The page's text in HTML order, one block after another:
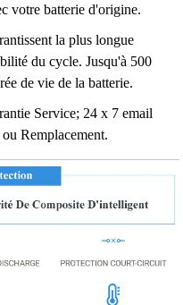
votre batterie d'origine.
la plus longue
du cycle. Jusqu'à 500
de vie de la batterie.
Service; 24 x 7 email
Remplacement.